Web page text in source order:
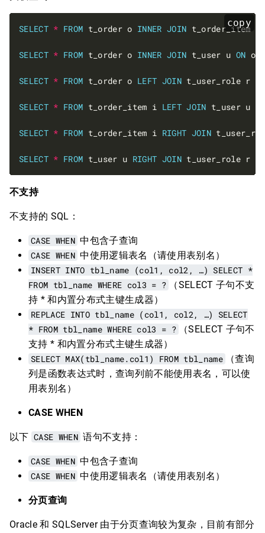
copy
SELECT * FROM t_order o INNER JOIN t_order_item i
SELECT * FROM t_order o INNER JOIN t_user u ON
SELECT * FROM t_order o LEFT JOIN t_user_role r
SELECT * FROM t_order_item i LEFT JOIN t_user u
SELECT * FROM t_order_item i RIGHT JOIN
SELECT * FROM t_user u RIGHT JOIN t_user_role r
不支持
不支持的 SQL：
CASE WHEN 中包含子查询
CASE WHEN 中使用逻辑表名（请使用表别名）
INSERT INTO tbl_name (col1, col2, …) SELECT *
FROM tbl_name WHERE col3 = ?
（SELECT 子句不支
持 * 和内置分布式主键生成器）
REPLACE INTO tbl_name (col1, col2, …) SELECT
* FROM tbl_name WHERE col3 = ?
（SELECT 子句不
支持 * 和内置分布式主键生成器）
SELECT MAX(tbl_name.col1) FROM tbl_name
（查询
列是函数表达式时，查询列前不能使用表名，可以使
用表别名）
CASE WHEN
以下 CASE WHEN 语句不支持：
CASE WHEN 中包含子查询
CASE WHEN 中使用逻辑表名（请使用表别名）
分页查询
Oracle 和 SQLServer 由于分页查询较为复杂，目前有部分